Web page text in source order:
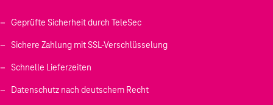
Geprüfte Sicherheit durch TeleSec
Sichere Zahlung mit SSL-Verschlüsselung
Schnelle Lieferzeiten
Datenschutz nach deutschem Recht